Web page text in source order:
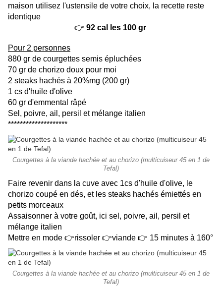
maison utilisez l'ustensile de votre choix, la recette reste
identique
👉 92 cal les 100 gr
Pour 2 personnes
880 gr de courgettes semis épluchées
70 gr de chorizo doux pour moi
2 steaks hachés à 20%mg (200 gr)
1 cs d'huile d'olive
60 gr d'emmental râpé
Sel, poivre, ail, persil et mélange italien
********************
Courgettes à la viande hachée et au chorizo (multicuiseur 45 en 1 de
Tefal)
Faire revenir dans la cuve avec 1cs d'huile d'olive, le
chorizo coupé en dés, et les steaks hachés émiettés en
petits morceaux
Assaisonner à votre goût, ici sel, poivre, ail, persil et
mélange italien
Mettre en mode 👉rissoler 👉viande 👉 15 minutes à 160°
Courgettes à la viande hachée et au chorizo (multicuiseur 45 en 1 de
Tefal)